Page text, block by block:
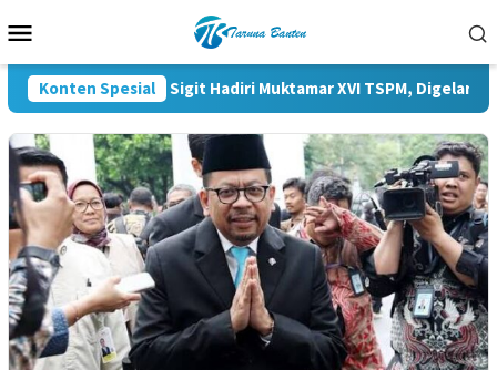
ke
Mobile
Konten Spesial
Kapolri Listyo Sigit Hadiri Muktamar XVI TSPM, Digelar di